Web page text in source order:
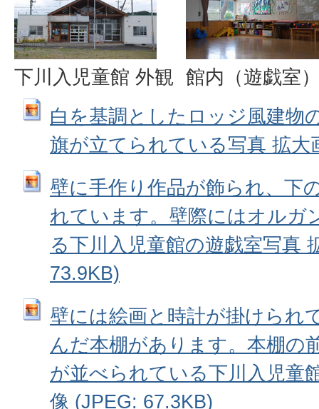
下川入児童館 外観 館内（遊戯室
白を基調としたロッジ風建物
旗が立てられている写真 拡大
壁に手作り作品が飾られ、下
れています。壁際にはオルガ
る下川入児童館の遊戯室写真
73.9KB)
壁には絵画と時計が掛けられ
んだ本棚があります。本棚の
が並べられている下川入児童
像 (JPEG: 67.3KB)